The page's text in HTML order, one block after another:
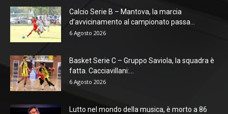
Calcio Serie B – Mantova, la marcia
d’avvicinamento al campionato passa...
6 Agosto 2026
Basket Serie C – Gruppo Saviola, la squadra è
fatta. Cacciavillani:...
6 Agosto 2026
Lutto nel mondo della musica, è morto a 86